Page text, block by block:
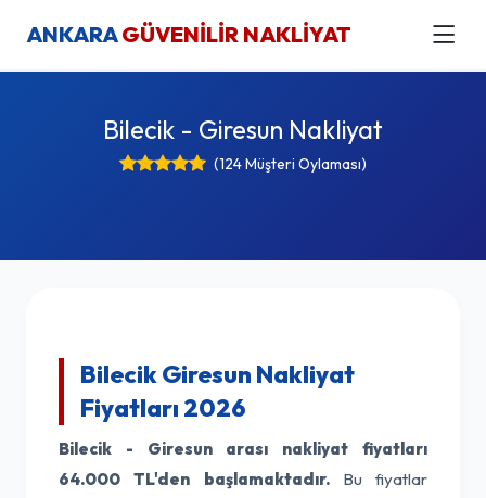
ANKARAGÜVENİLİR NAKLİYAT
Bilecik - Giresun Nakliyat
(124 Müşteri Oylaması)
Bilecik Giresun Nakliyat
Fiyatları 2026
Bilecik - Giresun arası nakliyat fiyatları
64.000 TL'den başlamaktadır.Bu fiyatlar